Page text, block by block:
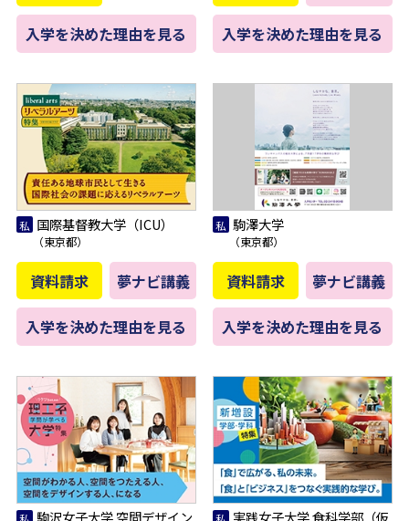
入学を決めた理由を見る 入学を決めた理由を見る
国際基督教大学（ICU）
（東京都）
資料請求 夢ナビ講義
入学を決めた理由を見る
駒澤大学
（東京都）
資料請求 夢ナビ講義
入学を決めた理由を見る